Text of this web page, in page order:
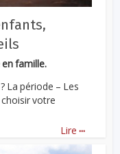
famille.
La période – Les
votre
Lire ...